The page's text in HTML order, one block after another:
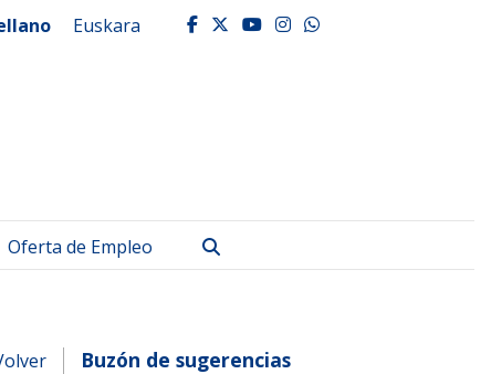
Euskara facebook
twitter
youtube
instagram
whatsapp
Oferta de Empleo
Buzón de sugerencias